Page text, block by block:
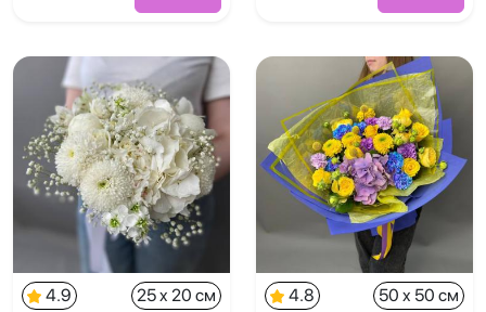
4.9
25 x 20 см
4.8
50 x 50 см